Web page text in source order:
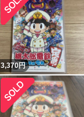
3,370円